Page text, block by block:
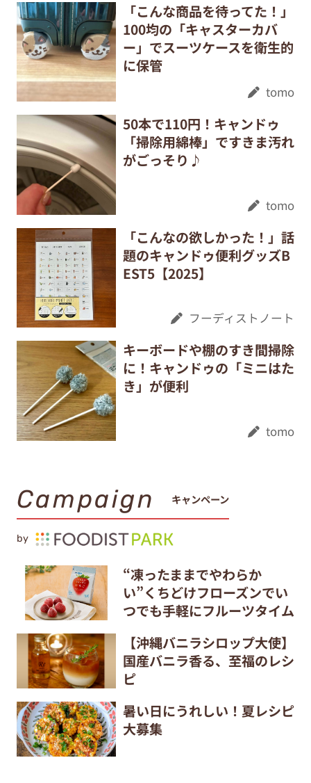
「こんな商品を待ってた！」
100均の「キャスターカバ
ー」でスーツケースを衛生的
に保管
tomo
50本で110円！キャンドゥ
「掃除用綿棒」ですきま汚れ
がごっそり♪
tomo
「こんなの欲しかった！」話
題のキャンドゥ便利グッズB
EST5【2025】
フーディストノート
キーボードや棚のすき間掃除
に！キャンドゥの「ミニはた
き」が便利
tomo
Campaign キャンペーン
by
“凍ったままでやわらか
い”くちどけフローズンでい
つでも手軽にフルーツタイム
【沖縄バニラシロップ大使】
国産バニラ香る、至福のレシ
ピ
暑い日にうれしい！夏レシピ
大募集